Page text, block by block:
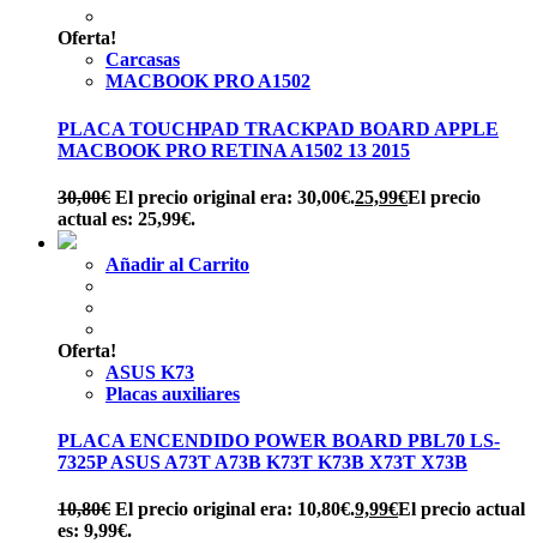
Oferta!
Carcasas
MACBOOK PRO A1502
PLACA TOUCHPAD TRACKPAD BOARD APPLE
MACBOOK PRO RETINA A1502 13 2015
30,00€ El precio original era: 30,00€.25,99€El precio
actual es: 25,99€.
Añadir al Carrito
Oferta!
ASUS K73
Placas auxiliares
PLACA ENCENDIDO POWER BOARD PBL70 LS-
7325P ASUS A73T A73B K73T K73B X73T X73B
10,80€ El precio original era: 10,80€.9,99€El precio actual
es: 9,99€.